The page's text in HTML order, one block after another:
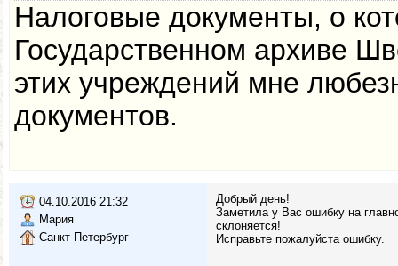
Налоговые документы, о
Государственном архиве
этих учреждений мне
документов.
04.10.2016 21:32
Мария
Санкт-Петербург
Добрый день!
Заметила у Вас ошибку на
склоняется!
Исправьте пожалуйста ошибку.